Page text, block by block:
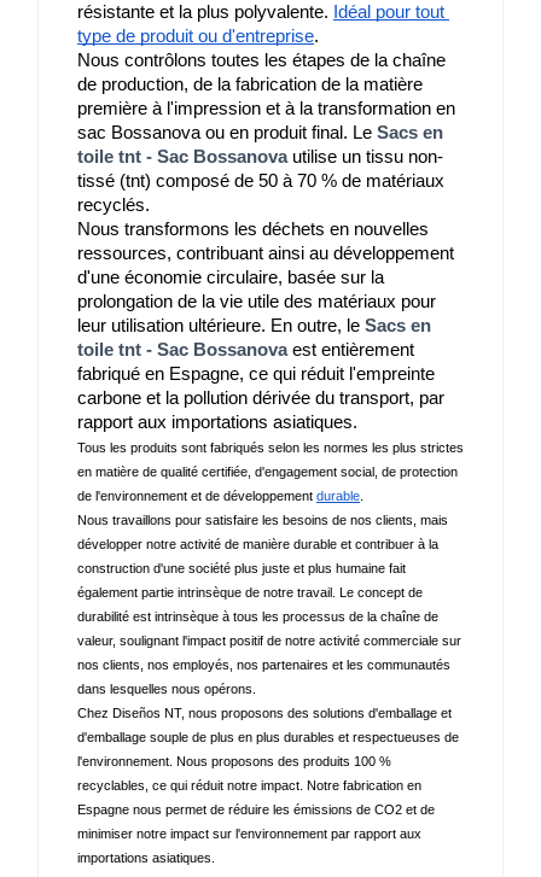
résistante et la plus polyvalente. Idéal pour tout
type de produit ou d'entreprise.
Nous contrôlons toutes les étapes de la chaîne
de production, de la fabrication de la matière
première à l'impression et à la transformation en
sac Bossanova ou en produit final. Le Sacs en
toile tnt - Sac Bossanova utilise un tissu non-
tissé (tnt) composé de 50 à 70 % de matériaux
recyclés.
Nous transformons les déchets en nouvelles
ressources, contribuant ainsi au développement
d'une économie circulaire, basée sur la
prolongation de la vie utile des matériaux pour
leur utilisation ultérieure. En outre, le Sacs en
toile tnt - Sac Bossanova est entièrement
fabriqué en Espagne, ce qui réduit l'empreinte
carbone et la pollution dérivée du transport, par
rapport aux importations asiatiques.
Tous les produits sont fabriqués selon les normes les plus strictes
en matière de qualité certifiée, d'engagement social, de protection
de l'environnement et de développement durable
Nous travaillons pour satisfaire les besoins de nos clients, mais
développer notre activité de manière durable et contribuer à la
construction d'une société plus juste et plus humaine fait
également partie intrinsèque de notre travail. Le concept de
durabilité est intrinsèque à tous les processus de la chaîne de
valeur, soulignant l'impact positif de notre activité commerciale sur
nos clients, nos employés, nos partenaires et les communautés
dans lesquelles nous opérons.
Chez Diseños NT, nous proposons des solutions d'emballage et
d'emballage souple de plus en plus durables et respectueuses de
l'environnement. Nous proposons des produits 100 %
recyclables, ce qui réduit notre impact. Notre fabrication en
Espagne nous permet de réduire les émissions de CO2 et de
minimiser notre impact sur l'environnement par rapport aux
importations asiatiques.